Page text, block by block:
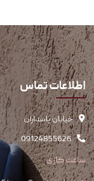
اطلاعات تماس
خیابان پاسداران
09124855626
ساعت کاری